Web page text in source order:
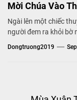
Mời Chúa Vào
Ngài lên một chiếc
người đem ra khỏi bờ
Dongtruong2019